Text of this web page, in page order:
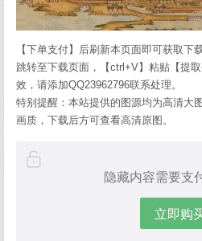
【下单支付】后刷新本页面即可获取
跳转至下载页面，【ctrl+V】粘贴【提
效，请添加QQ23962796联系处理。
特别提醒：本站提供的图源均为高清大
画质，下载后方可查看高清原图。
隐藏内容需要支
立即购